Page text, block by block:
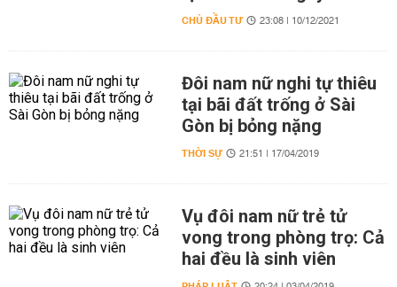
CHỦ ĐẦU TƯ 23:08 | 10/12/2021
Đôi nam nữ nghi tự thiêu
tại bãi đất trống ở Sài
Gòn bị bỏng nặng
THỜI SỰ 21:51 | 17/04/2019
Vụ đôi nam nữ trẻ tử
vong trong phòng trọ: Cả
hai đều là sinh viên